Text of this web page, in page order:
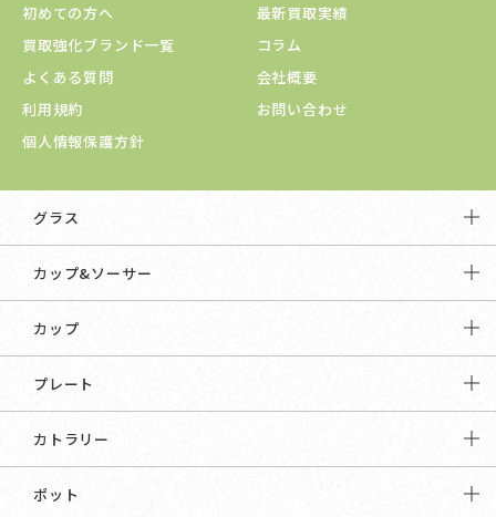
初めての方へ
最新買取実績
買取強化ブランド一覧
コラム
よくある質問
会社概要
利用規約
お問い合わせ
個人情報保護方針
グラス
カップ&ソーサー
カップ
プレート
カトラリー
ポット